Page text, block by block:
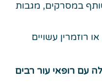
במסרקים, מגבות
רוזמרין עשויים
עם רופאי עור רבים